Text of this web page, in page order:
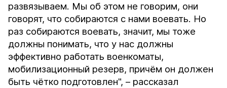
развязываем. Мы об этом не говорим, они
говорят, что собираются с нами воевать. Но
раз собираются воевать, значит, мы тоже
должны понимать, что у нас должны
эффективно работать военкоматы,
мобилизационный резерв, причём он должен
быть чётко подготовлен", – рассказал